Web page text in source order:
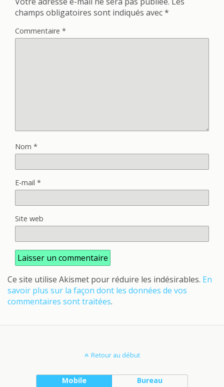
champs obligatoires sont indiqués avec*
Commentaire *
Nom *
E-mail *
Site web
Ce site utilise Akismet pour réduire les indésirables. En
savoir plus sur la façon dont les données de vos
commentaires sont traitées.
Retour au début
Mobile Bureau